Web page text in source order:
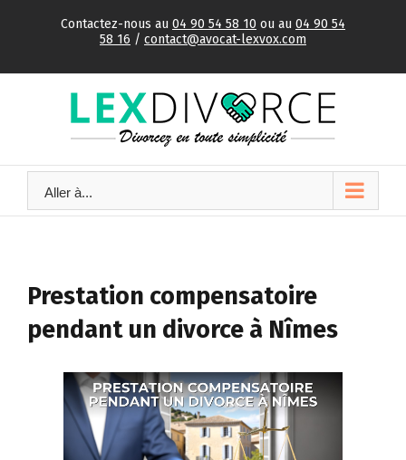
Contactez-nous au 04 90 54 58 10 ou au 04 90 54
58 16 / contact@avocat-lexvox.com
Aller à...
Prestation compensatoire
pendant un divorce à Nîmes